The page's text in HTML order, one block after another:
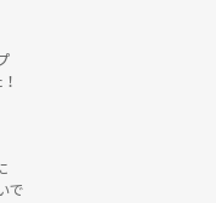
で